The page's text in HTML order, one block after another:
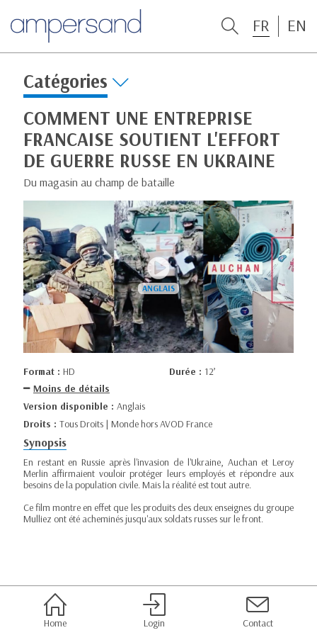
FR EN
Catégories
COMMENT UNE ENTREPRISE
FRANCAISE SOUTIENT L'EFFORT
DE GUERRE RUSSE EN UKRAINE
Du magasin au champ de bataille
Format : HD Durée : 12’
Moins de détails
Version disponible : Anglais
Droits : Tous Droits | Monde hors AVOD France
Synopsis
En restant en Russie après l'invasion de l'Ukraine, Auchan et Leroy
Merlin affirmaient vouloir protéger leurs employés et répondre aux
besoins de la population civile. Mais la réalité est tout autre.
Ce film montre en effet que les produits des deux enseignes du groupe
Mulliez ont été acheminés jusqu'aux soldats russes sur le front.
Home Login Contact